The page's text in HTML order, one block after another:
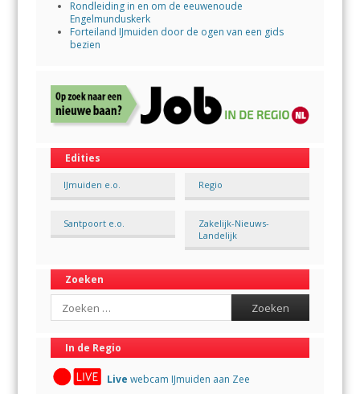
Rondleiding in en om de eeuwenoude
Engelmunduskerk
Forteiland IJmuiden door de ogen van een gids
bezien
Edities
IJmuiden e.o. Regio
Santpoort e.o.
Zakelijk-Nieuws-
Landelijk
Zoeken
Search
In de Regio
Live webcam IJmuiden aan Zee